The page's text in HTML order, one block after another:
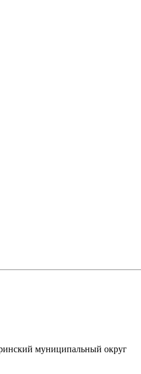
муниципальный округ